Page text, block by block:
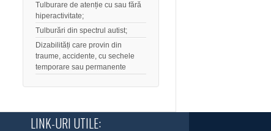
Tulburare de atenție cu sau fără
hiperactivitate;
Tulburări din spectrul autist;
Dizabilități care provin din
traume, accidente, cu sechele
temporare sau permanente
LINK-URI UTILE: